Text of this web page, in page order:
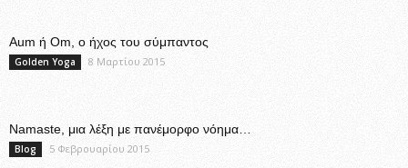
Aum ή Om, ο ήχος του σύμπαντος
Golden Yoga 8 Μαρτίου 2015
Namaste, μια λέξη με πανέμορφο νόημα…
Blog 5 Φεβρουαρίου 2015